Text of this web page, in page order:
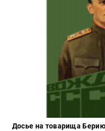
Досье на товарища